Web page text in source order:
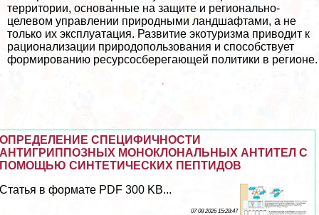
территории, основанные на защите и регионально-
целевом управлении природными ландшафтами, а не
только их эксплуатация. Развитие экотуризма приводит к
рационализации природопользования и способствует
формированию ресурсосберегающей политики в регионе.
ОПРЕДЕЛЕНИЕ СПЕЦИФИЧНОСТИ
АНТИГРИППОЗНЫХ МОНОКЛОНАЛЬНЫХ АНТИТЕЛ С
ПОМОЩЬЮ СИНТЕТИЧЕСКИХ ПЕПТИДОВ
Статья в формате PDF 300 KB...
07 08 2026 15:28:47